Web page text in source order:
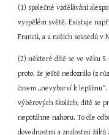
(1) společné vzdělávání
vyspělém světě. Existuje
Francii, a u našich sousedů v
(2) některé dítě se ve věku
proto, že ještě nedozrálo (z
časem „nevybarví k
výběrových školách, dítě se
nepotáhne nahoru. To dle
dovednostmi a znalostmi